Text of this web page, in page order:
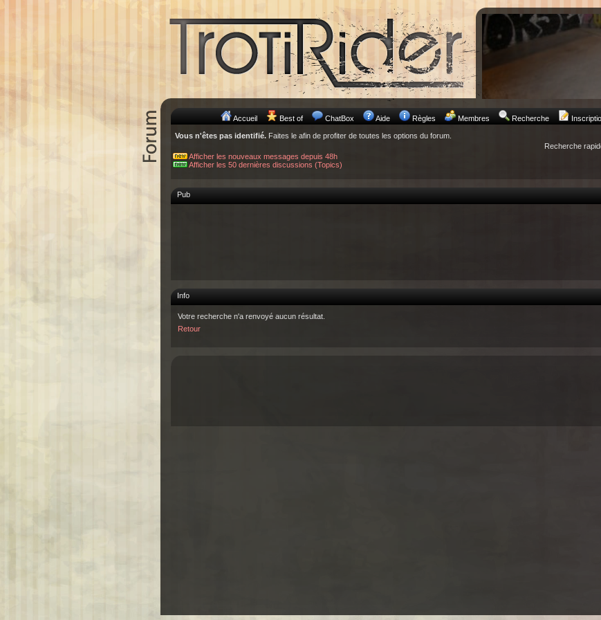
Accueil Best of ChatBox Aide Règles Membres Recherche
Vous n'êtes pas identifié. Faites le afin de profiter de toutes les options du forum.
Recherche
Afficher les nouveaux messages depuis 48h
Afficher les 50 dernières discussions (Topics)
Pub
Info
Votre recherche n'a renvoyé aucun résultat.
Retour